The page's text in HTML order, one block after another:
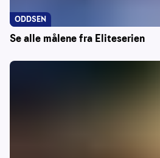
Se alle målene fra Eliteserien
ODDSEN